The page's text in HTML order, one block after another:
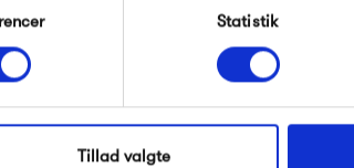
Statistik
Tillad valgte
fra samme kategori
Modtag velkomstrabat
*Ved at tilmelde dig accepterer du at modtage e-
Nej tak, jeg ønsker ikke rabat.